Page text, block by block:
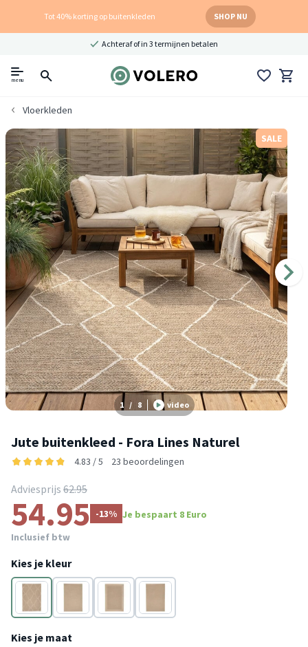
Tot 40% korting op buitenkleden SHOP NU
Achteraf of in 3 termijnen betalen
menu
Vloerkleden
SALE
1 / 8 video
Jute buitenkleed - Fora Lines Naturel
4.83 / 5 23 beoordelingen
Adviesprijs 62.95
54.95 -13% Je bespaart 8 Euro
Inclusief btw
Kies je kleur
Bruin Bruin Bruin
Bruin
Kies je maat